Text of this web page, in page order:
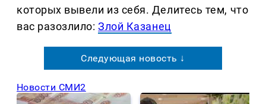
которых вывели из себя. Делитеcь тем, что
вас разозлило:Злой Казанец
Следующая новость ↓
Новости СМИ2